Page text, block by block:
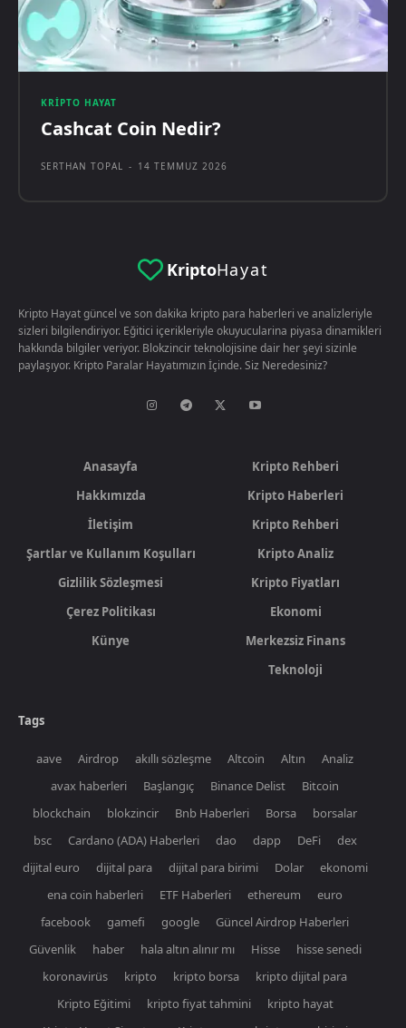
KRIPTO HAYAT
Cashcat Coin Nedir?
SERTHAN TOPAL - 14 TEMMUZ 2026
KriptoHayat
Kripto Hayat güncel ve son dakika kripto para haberleri ve analizleriyle
sizleri bilgilendiriyor. Eğitici içerikleriyle okuyucularina piyasa dinamikleri
hakkında bilgiler veriyor. Blokzincir teknolojisine dair her şeyi sizinle
paylaşıyor. Kripto Paralar Hayatımızın İçinde. Siz Neredesiniz?
Anasayfa
Hakkımızda
İletişim
Şartlar ve Kullanım Koşulları
Gizlilik Sözleşmesi
Çerez Politikası
Künye
Kripto Rehberi
Kripto Haberleri
Kripto Rehberi
Kripto Analiz
Kripto Fiyatları
Ekonomi
Merkezsiz Finans
Teknoloji
Tags
aave Airdrop akıllı sözleşme Altcoin Altın
Analiz
avax haberleri
Başlangıç Binance Delist
Bitcoin
blockchain
blokzincir Bnb Haberleri Borsa
borsalar
bsc
Cardano (ADA) Haberleri dao dapp DeFi
dex
dijital euro
dijital para dijital para birimi Dolar
ekonomi
ena coin haberleri
ETF Haberleri ethereum
euro
facebook
gamefi google
Güncel Airdrop Haberleri
Güvenlik
haber hala altın alınır mı Hisse
hisse senedi
koronavirüs
kripto kripto borsa
kripto dijital para
Kripto Eğitimi
kripto fiyat tahmini
kripto hayat